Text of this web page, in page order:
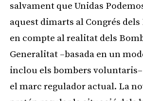
salvament que Unidas
aquest dimarts al Congrés
en compte al realitat dels
Generalitat –basada en un
inclou els bombers
el marc regulador actual. La